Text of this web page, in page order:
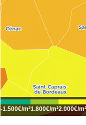
-1.500€/m²1.800€/m²2.000€/m²